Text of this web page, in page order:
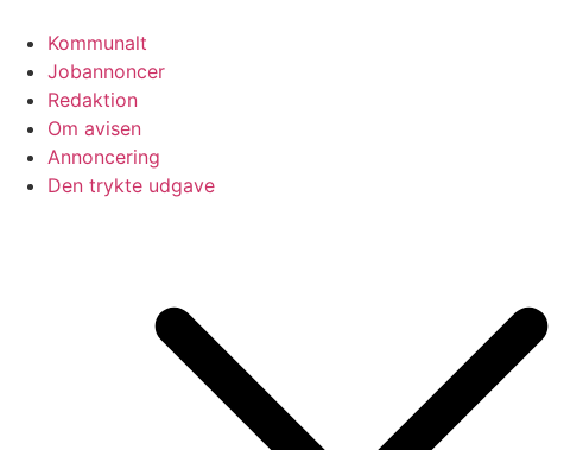
indhold
Kommunalt
Jobannoncer
Redaktion
Om avisen
Annoncering
Den trykte udgave